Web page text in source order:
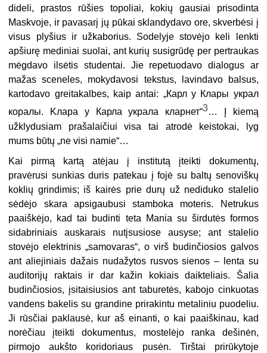
dideli, prastos rūšies topoliai, kokių gausiai prisodinta
Maskvoje, ir pavasarį jų pūkai sklandydavo ore, skverbėsi į
visus plyšius ir užkaborius. Sodelyje stovėjo keli lenkti
apšiurę mediniai suolai, ant kurių susigrūdę per pertraukas
mėgdavo ilsėtis studentai. Jie repetuodavo dialogus ar
mažas sceneles, mokydavosi tekstus, lavindavo balsus,
kartodavo greitakalbes, kaip antai: „Карл у Клары украл
коралы. Kлара у Карла украла кларнет“3… Į kiemą
užklydusiam prašalaičiui visa tai atrodė keistokai, lyg
mums būtų „ne visi namie“…
Kai pirmą kartą atėjau į institutą įteikti dokumentų,
pravėrusi sunkias duris patekau į fojė su baltų senoviškų
koklių grindimis; iš kairės prie durų už nediduko stalelio
sėdėjo skara apsigaubusi stamboka moteris. Netrukus
paaiškėjo, kad tai budinti teta Mania su širdutės formos
sidabriniais auskarais nutįsusiose ausyse; ant stalelio
stovėjo elektrinis „samovaras“, o virš budinčiosios galvos
ant aliejiniais dažais nudažytos rusvos sienos – lenta su
auditorijų raktais ir dar kažin kokiais daikteliais. Šalia
budinčiosios, įsitaisiusios ant taburetės, kabojo cinkuotas
vandens bakelis su grandine prirakintu metaliniu puodeliu.
Ji rūsčiai paklausė, kur aš einanti, o kai paaiškinau, kad
norėčiau įteikti dokumentus, mostelėjo ranka dešinėn,
pirmojo aukšto koridoriaus pusėn. Tirštai prirūkytoje